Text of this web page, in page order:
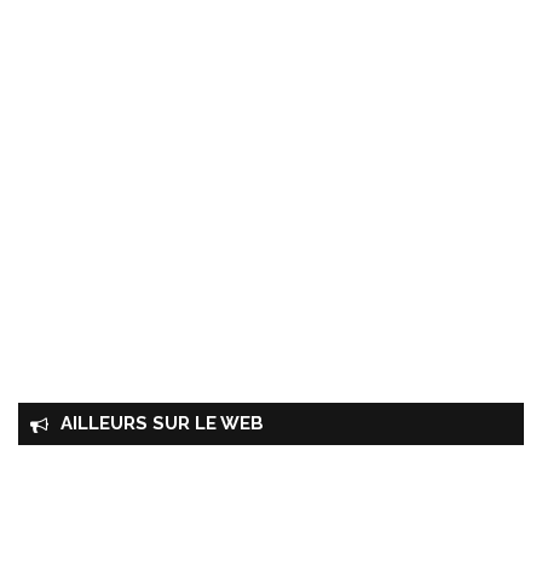
AILLEURS SUR LE WEB